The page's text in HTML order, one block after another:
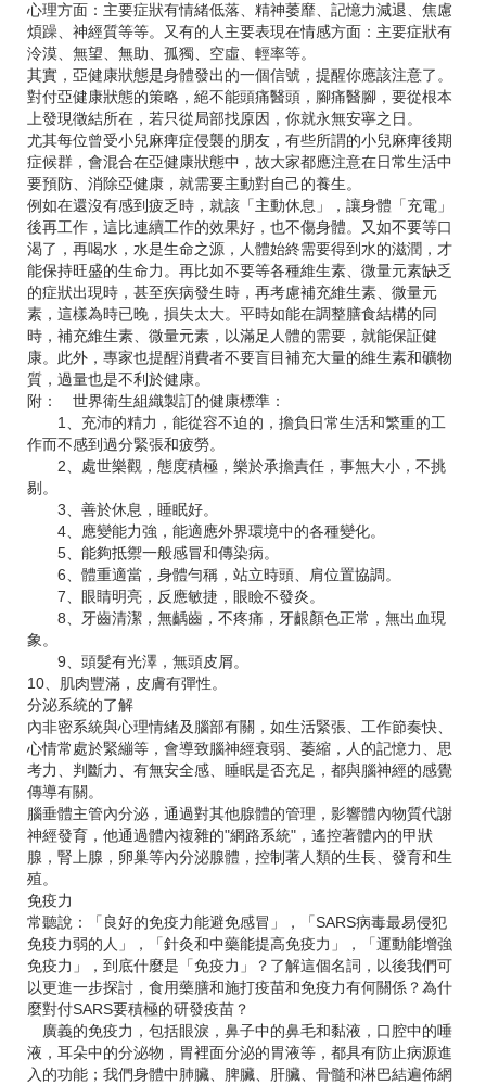
心理方面：主要症狀有情緒低落、精神萎靡、記憶力減退、焦慮
煩躁、神經質等等。又有的人主要表現在情感方面：主要症狀有
泠漠、無望、無助、孤獨、空虛、輕率等。
其實，亞健康狀態是身體發出的一個信號，提醒你應該注意了。
對付亞健康狀態的策略，絕不能頭痛醫頭，腳痛醫腳，要從根本
上發現徵結所在，若只從局部找原因，你就永無安寧之日。
尤其每位曾受小兒麻痺症侵襲的朋友，有些所謂的小兒麻痺後期
症候群，會混合在亞健康狀態中，故大家都應注意在日常生活中
要預防、消除亞健康，就需要主動對自己的養生。
例如在還沒有感到疲乏時，就該「主動休息」，讓身體「充電」
後再工作，這比連續工作的效果好，也不傷身體。又如不要等口
渴了，再喝水，水是生命之源，人體始終需要得到水的滋潤，才
能保持旺盛的生命力。再比如不要等各種維生素、微量元素缺乏
的症狀出現時，甚至疾病發生時，再考慮補充維生素、微量元
素，這樣為時已晚，損失太大。平時如能在調整膳食結構的同
時，補充維生素、微量元素，以滿足人體的需要，就能保証健
康。此外，專家也提醒消費者不要盲目補充大量的維生素和礦物
質，過量也是不利於健康。
附： 世界衛生組織製訂的健康標準：
1、充沛的精力，能從容不迫的，擔負日常生活和繁重的工
作而不感到過分緊張和疲勞。
2、處世樂觀，態度積極，樂於承擔責任，事無大小，不挑
剔。
3、善於休息，睡眠好。
4、應變能力強，能適應外界環境中的各種變化。
5、能夠抵禦一般感冒和傳染病。
6、體重適當，身體勻稱，站立時頭、肩位置協調。
7、眼睛明亮，反應敏捷，眼瞼不發炎。
8、牙齒清潔，無齲齒，不疼痛，牙齦顏色正常，無出血現
象。
9、頭髮有光澤，無頭皮屑。
10、肌肉豐滿，皮膚有彈性。
分泌系統的了解
內非密系統與心理情緒及腦部有關，如生活緊張、工作節奏快、
心情常處於緊繃等，會導致腦神經衰弱、萎縮，人的記憶力、思
考力、判斷力、有無安全感、睡眠是否充足，都與腦神經的感覺
傳導有關。
腦垂體主管內分泌，通過對其他腺體的管理，影響體內物質代謝
神經發育，他通過體內複雜的"網路系統"，遙控著體內的甲狀
腺，腎上腺，卵巢等內分泌腺體，控制著人類的生長、發育和生
殖。
免疫力
常聽說：「良好的免疫力能避免感冒」，「SARS病毒最易侵犯
免疫力弱的人」，「針灸和中藥能提高免疫力」，「運動能增強
免疫力」，到底什麼是「免疫力」？了解這個名詞，以後我們可
以更進一步探討，食用藥膳和施打疫苗和免疫力有何關係？為什
麼對付SARS要積極的研發疫苗？
廣義的免疫力，包括眼淚，鼻子中的鼻毛和黏液，口腔中的唾
液，耳朵中的分泌物，胃裡面分泌的胃液等，都具有防止病源進
入的功能；我們身體中肺臟、脾臟、肝臟、骨髓和淋巴結遍佈網